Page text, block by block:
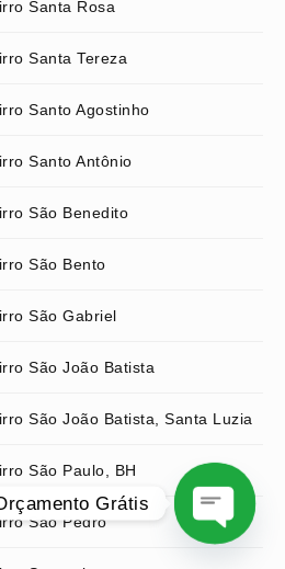
Santa Rosa
Santa Tereza
Santo Agostinho
Santo Antônio
São Benedito
São Bento
São Gabriel
São João Batista
São João Batista, Santa Luzia
São Paulo, BH
São Pedro
Grátis